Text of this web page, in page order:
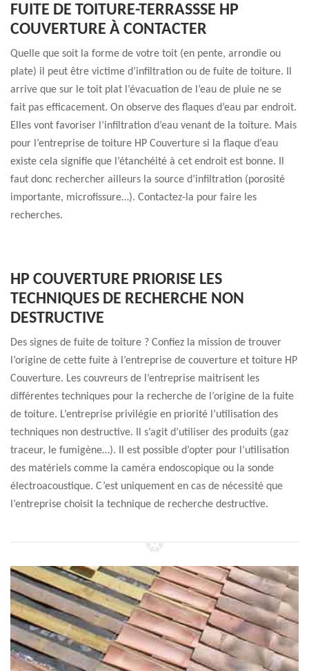
FUITE DE TOITURE-TERRASSSE HP
COUVERTURE À CONTACTER
Quelle que soit la forme de votre toit (en pente, arrondie ou
plate) il peut être victime d’infiltration ou de fuite de toiture. Il
arrive que sur le toit plat l’évacuation de l’eau de pluie ne se
fait pas efficacement. On observe des flaques d’eau par endroit.
Elles vont favoriser l’infiltration d’eau venant de la toiture. Mais
pour l’entreprise de toiture HP Couverture si la flaque d’eau
existe cela signifie que l’étanchéité à cet endroit est bonne. Il
faut donc rechercher ailleurs la source d’infiltration (porosité
importante, microfissure…). Contactez-la pour faire les
recherches.
HP COUVERTURE PRIORISE LES
TECHNIQUES DE RECHERCHE NON
DESTRUCTIVE
Des signes de fuite de toiture ? Confiez la mission de trouver
l’origine de cette fuite à l’entreprise de couverture et toiture HP
Couverture. Les couvreurs de l’entreprise maitrisent les
différentes techniques pour la recherche de l’origine de la fuite
de toiture. L’entreprise privilégie en priorité l’utilisation des
techniques non destructive. Il s’agit d’utiliser des produits (gaz
traceur, le fumigène…). Il est possible d’opter pour l‘utilisation
des matériels comme la caméra endoscopique ou la sonde
électroacoustique. C’est uniquement en cas de nécessité que
l’entreprise choisit la technique de recherche destructive.